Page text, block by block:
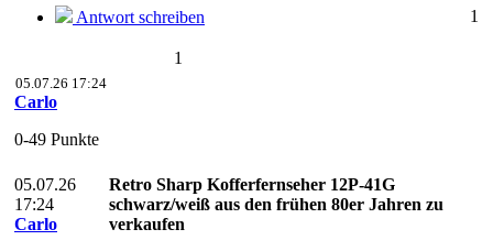
Antwort schreiben 1
1
05.07.26 17:24
Carlo
0-49 Punkte
05.07.26
17:24
Carlo
Retro Sharp Kofferfernseher 12P-41G
schwarz/weiß aus den frühen 80er Jahren zu
verkaufen